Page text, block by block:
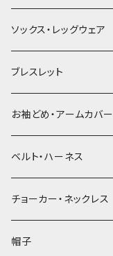
ソックス・レッグウェア
ブレスレット
お袖どめ・アームカバー
ベルト・ハーネス
チョーカー・ネックレス
帽子